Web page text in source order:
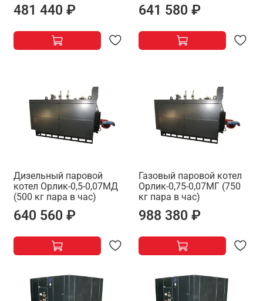
481 440 ₽ 641 580 ₽
Дизельный паровой
котел Орлик-0,5-0,07МД
(500 кг пара в час)
640 560 ₽
Газовый паровой котел
Орлик-0,75-0,07МГ (750
кг пара в час)
988 380 ₽